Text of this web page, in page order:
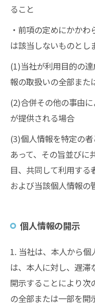
ること
・前項の定めにかか
は該当しないものとし
(1)当社が利用目的の
報の取扱いの全部また
(2)合併その他の事由
が提供される場合
(3)個人情報を特定の
あって、その旨並びに
目、共同して利用する
および当該個人情報の
個人情報の開示
1. 当社は、本人から
は、本人に対し、遅滞
開示することにより次
の全部または一部を開